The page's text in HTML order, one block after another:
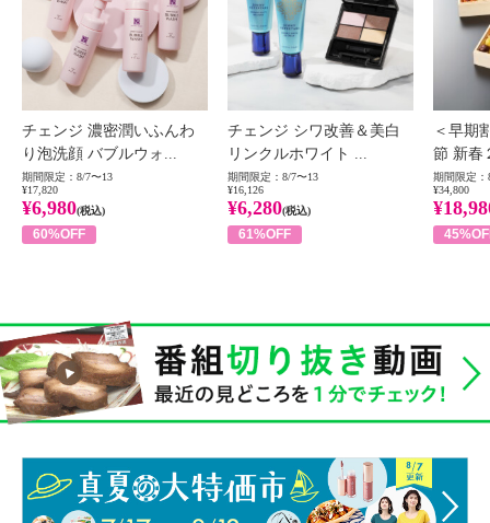
チェンジ 濃密潤いふんわ
り泡洗顔 バブルウォ...
期間限定：8/7〜13
¥17,820
¥6,980(税込)
60%OFF
チェンジ シワ改善＆美白
リンクルホワイト ...
期間限定：8/7〜13
¥16,126
¥6,280(税込)
61%OFF
＜早期
節 新春
期間限定：
¥34,800